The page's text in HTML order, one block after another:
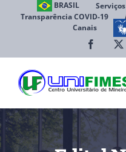
BRASIL Serviços
Transparência COVID-19
Canais